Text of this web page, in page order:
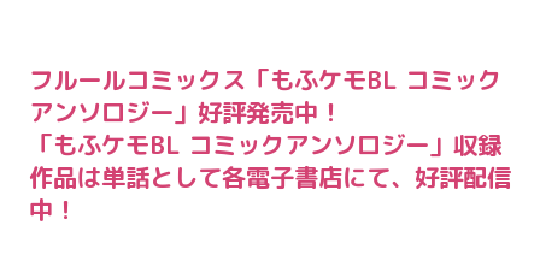
フルールコミックス「もふケモBL コミック
アンソロジー」好評発売中！
「もふケモBL コミックアンソロジー」収録
作品は単話として各電子書店にて、好評配信
中！